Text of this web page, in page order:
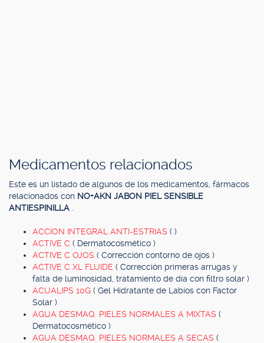
Medicamentos relacionados
Este es un listado de algunos de los medicamentos, fármacos
relacionados con NO+AKN JABON PIEL SENSIBLE
ANTIESPINILLA
ACCION INTEGRAL ANTI-ESTRIAS ( )
ACTIVE C ( Dermatocosmético )
ACTIVE C OJOS ( Corrección contorno de ojos )
ACTIVE C XL FLUIDE ( Corrección primeras arrugas y
falta de luminosidad, tratamiento de día con filtro solar )
ACUALIPS 10G ( Gel Hidratante de Labios con Factor
Solar )
AGUA DESMAQ. PIELES NORMALES A MIXTAS (
Dermatocosmético )
AGUA DESMAQ. PIELES NORMALES A SECAS (